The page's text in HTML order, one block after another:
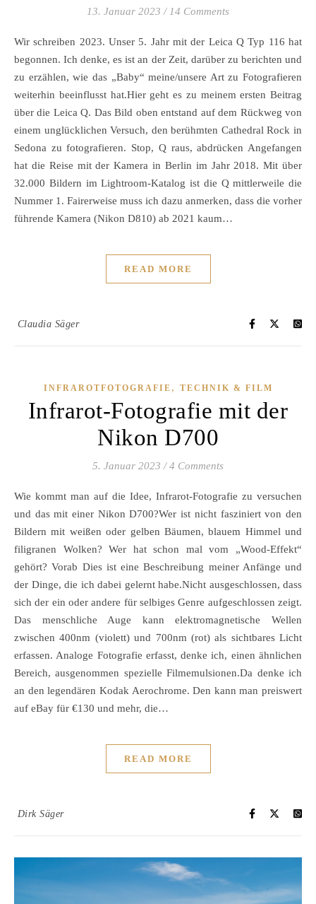
13. Januar 2023 / 14 Comments
Wir schreiben 2023. Unser 5. Jahr mit der Leica Q Typ 116 hat
begonnen. Ich denke, es ist an der Zeit, darüber zu berichten und
zu erzählen, wie das „Baby“ meine/unsere Art zu Fotografieren
weiterhin beeinflusst hat.Hier geht es zu meinem ersten Beitrag
über die Leica Q. Das Bild oben entstand auf dem Rückweg von
einem unglücklichen Versuch, den berühmten Cathedral Rock in
Sedona zu fotografieren. Stop, Q raus, abdrücken Angefangen
hat die Reise mit der Kamera in Berlin im Jahr 2018. Mit über
32.000 Bildern im Lightroom-Katalog ist die Q mittlerweile die
Nummer 1. Fairerweise muss ich dazu anmerken, dass die vorher
führende Kamera (Nikon D810) ab 2021 kaum…
READ MORE
Claudia Säger
INFRAROTFOTOGRAFIE , TECHNIK & FILM
Infrarot-Fotografie mit der
Nikon D700
5. Januar 2023 / 4 Comments
Wie kommt man auf die Idee, Infrarot-Fotografie zu versuchen
und das mit einer Nikon D700?Wer ist nicht fasziniert von den
Bildern mit weißen oder gelben Bäumen, blauem Himmel und
filigranen Wolken? Wer hat schon mal vom „Wood-Effekt“
gehört? Vorab Dies ist eine Beschreibung meiner Anfänge und
der Dinge, die ich dabei gelernt habe.Nicht ausgeschlossen, dass
sich der ein oder andere für selbiges Genre aufgeschlossen zeigt.
Das menschliche Auge kann elektromagnetische Wellen
zwischen 400nm (violett) und 700nm (rot) als sichtbares Licht
erfassen. Analoge Fotografie erfasst, denke ich, einen ähnlichen
Bereich, ausgenommen spezielle Filmemulsionen.Da denke ich
an den legendären Kodak Aerochrome. Den kann man preiswert
auf eBay für €130 und mehr, die…
READ MORE
Dirk Säger